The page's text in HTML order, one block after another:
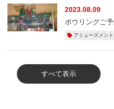
2023.08.09
ボウリングご予
アミューズメン
すべて表示